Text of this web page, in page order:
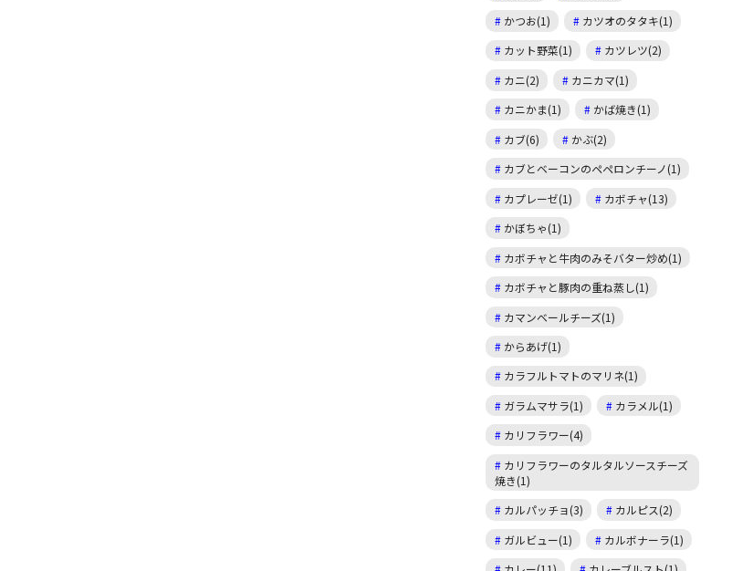
かつお(1)
カツオのタタキ(1)
カット野菜(1)
カツレツ(2)
カニ(2)
カニカマ(1)
カニかま(1)
かば焼き(1)
カブ(6)
かぶ(2)
カブとベーコンのペペロンチーノ(1)
カプレーゼ(1)
カボチャ(13)
かぼちゃ(1)
カボチャと牛肉のみそバター炒め(1)
カボチャと豚肉の重ね蒸し(1)
カマンベールチーズ(1)
からあげ(1)
カラフルトマトのマリネ(1)
ガラムマサラ(1)
カラメル(1)
カリフラワー(4)
カリフラワーのタルタルソースチーズ
焼き(1)
カルパッチョ(3)
カルピス(2)
ガルビュー(1)
カルボナーラ(1)